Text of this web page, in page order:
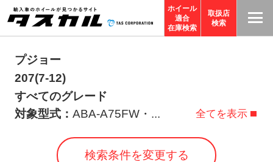
ホイール
適合
在庫検索
取扱店
検索
プジョー
207(7-12)
すべてのグレード
対象型式： ABA-A75FW・ ... 全てを表示
検索条件を変更する
T
R